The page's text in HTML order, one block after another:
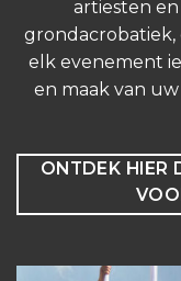
artiesten
grondacrobatiek,
elk evenement
en maak van
ONTDEK HIER